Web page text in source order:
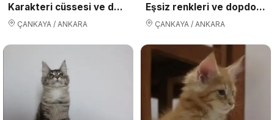
Karakteri cüssesi ve dopdolu seceresi ile Nocturne
ÇANKAYA / ANKARA
Eşsiz renkleri ve dopdolu secereleri ile safkan MCO yavrular
ÇANKAYA / ANKARA